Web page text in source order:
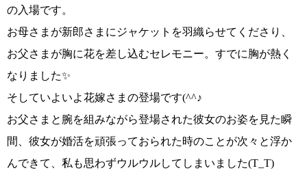
の入場です。
お母さまが新郎さまにジャケットを羽織らせてくださり、
お父さまが胸に花を差し込むセレモニー。すでに胸が熱く
なりました✨
そしていよいよ花嫁さまの登場です(^^♪
お父さまと腕を組みながら登場された彼女のお姿を見た瞬
間、彼女が婚活を頑張っておられた時のことが次々と浮か
んできて、 私も思わずウルウルしてしまいました(T_T)